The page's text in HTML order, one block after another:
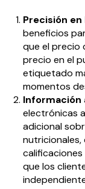
Precisión
beneficios
que el precio
precio en el
etiquetado
momentos
Información
electrónicas
adicional
nutricionales,
que los